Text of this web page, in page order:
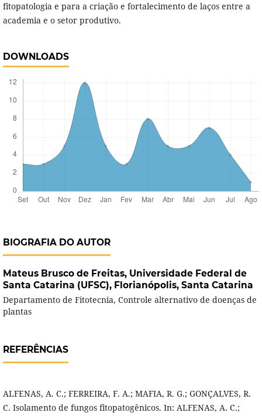
fitopatologia e para a criação e fortalecimento de laços entre a
academia e o setor produtivo.
DOWNLOADS
BIOGRAFIA DO AUTOR
Mateus Brusco de Freitas, Universidade Federal de
Santa Catarina (UFSC), Florianópolis, Santa Catarina
Departamento de Fitotecnia, Controle alternativo de doenças de
plantas
REFERÊNCIAS
ALFENAS, A. C.; FERREIRA, F. A.; MAFIA, R. G.; GONÇALVES, R.
C. Isolamento de fungos fitopatogênicos. In: ALFENAS, A. C.;